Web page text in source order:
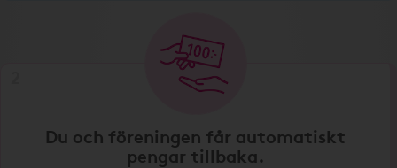
Du och föreningen får automatiskt
pengar tillbaka.